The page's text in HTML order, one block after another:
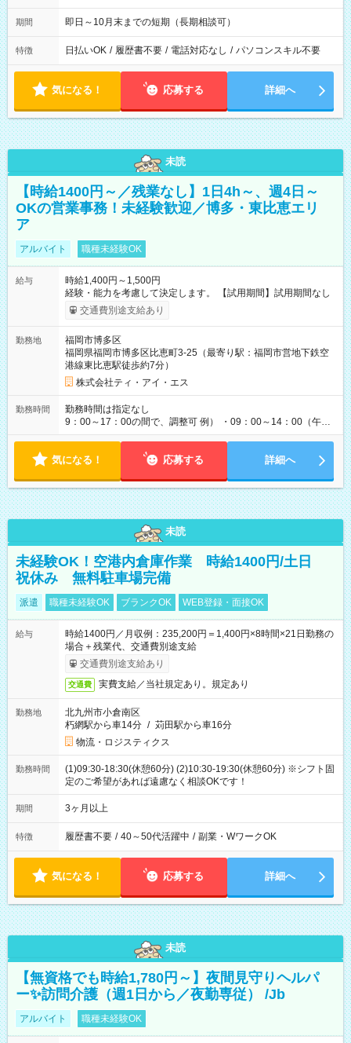
期間 即日～10月末までの短期（長期相談可）
特徴 日払いOK / 履歴書不要 / 電話対応なし / パソコンスキル不要
気になる！ 応募する 詳細へ
未読
【時給1400円～／残業なし】1日4h～、週4日～
OKの営業事務！未経験歓迎／博多・東比恵エリ
ア
アルバイト 職種未経験OK
給与
時給1,400円～1,500円
経験・能力を考慮して決定します。 【試用期間】試用期間なし
交通費別途支給あり
勤務地
福岡市博多区
福岡県福岡市博多区比恵町3-25（最寄り駅：福岡市営地下鉄空
港線東比恵駅徒歩約7分）
株式会社ティ・アイ・エス
勤務時間
勤務時間は指定なし
9：00～17：00の間で、調整可 例） ・09：00～14：00（午後
からは家事に） ・10：00～16：00（朝はゆっくりスタート）
勤務で、ご希望に合わせて調整します。 ◎今週は子供の行事
気になる！ 応募する 詳細へ
未読
未経験OK！空港内倉庫作業 時給1400円/土日
祝休み 無料駐車場完備
派遣 職種未経験OK ブランクOK WEB登録・面接OK
給与
時給1400円／月収例：235,200円＝1,400円×8時間×21日勤務の
場合＋残業代、交通費別途支給
交通費別途支給あり
交通費 実費支給／当社規定あり。規定あり
勤務地
北九州市小倉南区
朽網駅から車14分 / 苅田駅から車16分
物流・ロジスティクス
勤務時間
(1)09:30-18:30(休憩60分) (2)10:30-19:30(休憩60分) ※シフト固
定のご希望があれば遠慮なく相談OKです！
期間 3ヶ月以上
特徴 履歴書不要 / 40～50代活躍中 / 副業・WワークOK
気になる！ 応募する 詳細へ
未読
【無資格でも時給1,780円～】夜間見守りヘルパ
ー✨訪問介護（週1日から／夜勤専従） /Jb
アルバイト 職種未経験OK